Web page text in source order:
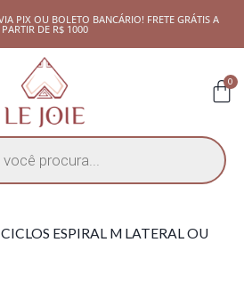
PIX OU BOLETO BANCÁRIO! FRETE GRÁTIS A
PARTIR DE R$ 1000
0
ESPIRAL M LATERAL OU